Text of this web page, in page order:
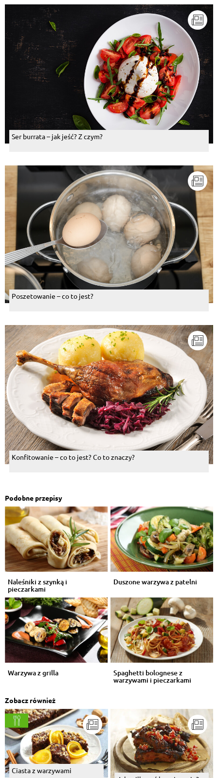
Ser burrata – jak jeść? Z czym?
Poszetowanie – co to jest?
Konfitowanie – co to jest? Co to znaczy?
Podobne przepisy
Naleśniki z szynką i
pieczarkami
Duszone warzywa z patelni
Warzywa z grilla Spaghetti bolognese z
warzywami i pieczarkami
Zobacz również
Ciasta z warzywami